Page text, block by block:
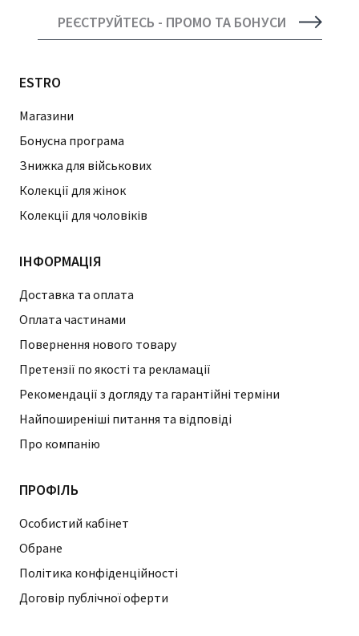
РЕЄСТРУЙТЕСЬ - ПРОМО ТА БОНУСИ
ESTRO
Магазини
Бонусна програма
Знижка для військових
Колекції для жінок
Колекції для чоловіків
ІНФОРМАЦІЯ
Доставка та оплата
Оплата частинами
Повернення нового товару
Претензії по якості та рекламації
Рекомендації з догляду та гарантійні терміни
Найпоширеніші питання та відповіді
Про компанію
ПРОФІЛЬ
Особистий кабінет
Обране
Політика конфіденційності
Договір публічної оферти